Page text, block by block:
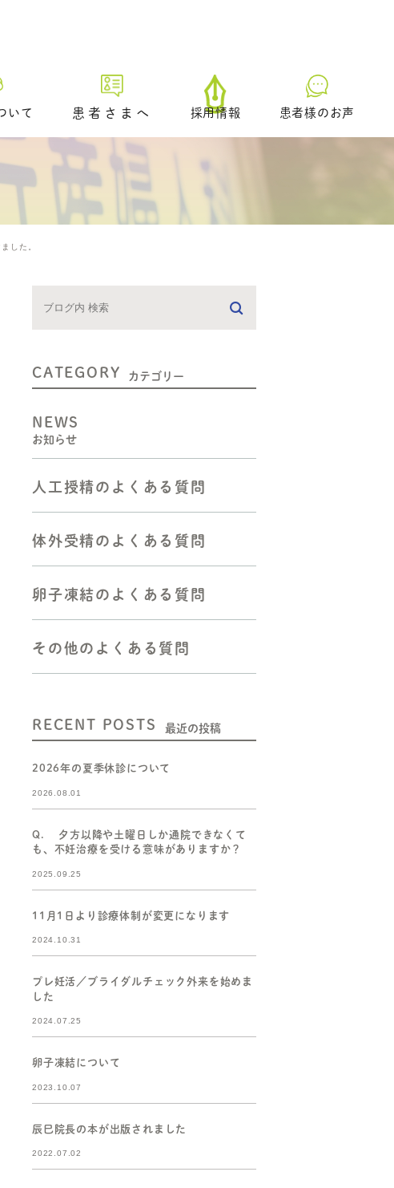
いて 患者さまへ
初診の方へ
プレ妊活／ブライダルチェッ
かお悩みの方へ
二人目不妊の方へ
体外受精（顕微授精を含む）
をお考えの方へ
胚移植―反復着床障害の方へ
よくある質問
採用情報 患者様のお声
した。
CATEGORY カテゴリー
NEWS
お知らせ
人工授精のよくある質問
体外受精のよくある質問
卵子凍結のよくある質問
その他のよくある質問
RECENT POSTS 最近の投稿
2026年の夏季休診について
2026.08.01
Q. 夕方以降や土曜日しか通院できなくて
も、不妊治療を受ける意味がありますか？
2025.09.25
11月1日より診療体制が変更になります
2024.10.31
プレ妊活／ブライダルチェック外来を始めま
した
2024.07.25
卵子凍結について
2023.10.07
辰巳院長の本が出版されました
2022.07.02